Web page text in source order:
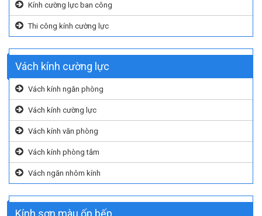
Kính cường lực ban công
Thi công kính cường lực
Vách kính cường lực
Vách kính ngăn phòng
Vách kính cường lực
Vách kính văn phòng
Vách kính phòng tắm
Vách ngăn nhôm kính